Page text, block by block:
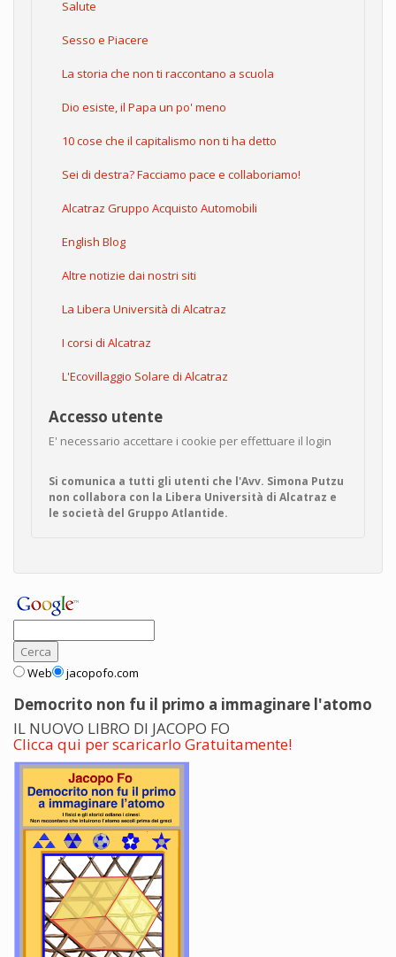
Salute
Sesso e Piacere
La storia che non ti raccontano a scuola
Dio esiste, il Papa un po' meno
10 cose che il capitalismo non ti ha detto
Sei di destra? Facciamo pace e collaboriamo!
Alcatraz Gruppo Acquisto Automobili
English Blog
Altre notizie dai nostri siti
La Libera Università di Alcatraz
I corsi di Alcatraz
L'Ecovillaggio Solare di Alcatraz
Accesso utente
E' necessario accettare i cookie per effettuare il login
Si comunica a tutti gli utenti che l'Avv. Simona Putzu
non collabora con la Libera Università di Alcatraz e
le società del Gruppo Atlantide.
Web jacopofo.com
Democrito non fu il primo a immaginare l'atomo
IL NUOVO LIBRO DI JACOPO FO
Clicca qui per scaricarlo Gratuitamente!